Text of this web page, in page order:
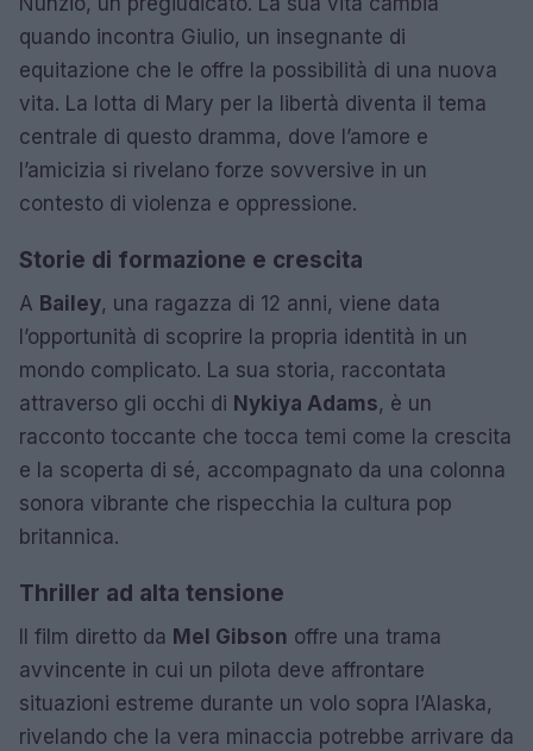
quando incontra Giulio, un insegnante di
equitazione che le offre la possibilità di una nuova
vita. La lotta di Mary per la libertà diventa il tema
centrale di questo dramma, dove l’amore e
l’amicizia si rivelano forze sovversive in un
contesto di violenza e oppressione.
Storie di formazione e crescita
A Bailey, una ragazza di 12 anni, viene data
l’opportunità di scoprire la propria identità in un
mondo complicato. La sua storia, raccontata
attraverso gli occhi di Nykiya Adams, è un
racconto toccante che tocca temi come la crescita
e la scoperta di sé, accompagnato da una colonna
sonora vibrante che rispecchia la cultura pop
britannica.
Thriller ad alta tensione
Il film diretto da Mel Gibson offre una trama
avvincente in cui un pilota deve affrontare
situazioni estreme durante un volo sopra l’Alaska,
rivelando che la vera minaccia potrebbe arrivare da